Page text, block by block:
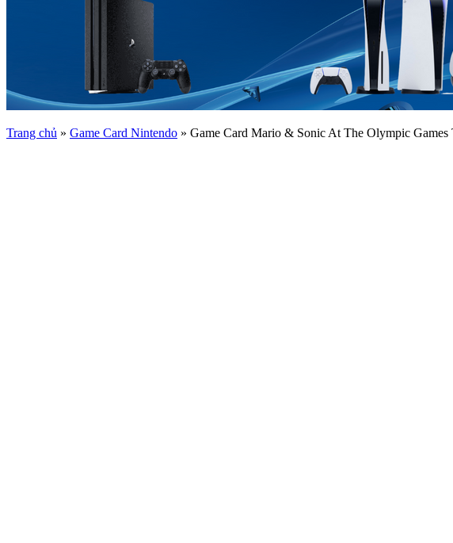
Trang chủ » Game Card Nintendo » Game Card Mario & Sonic At The Olympic Games